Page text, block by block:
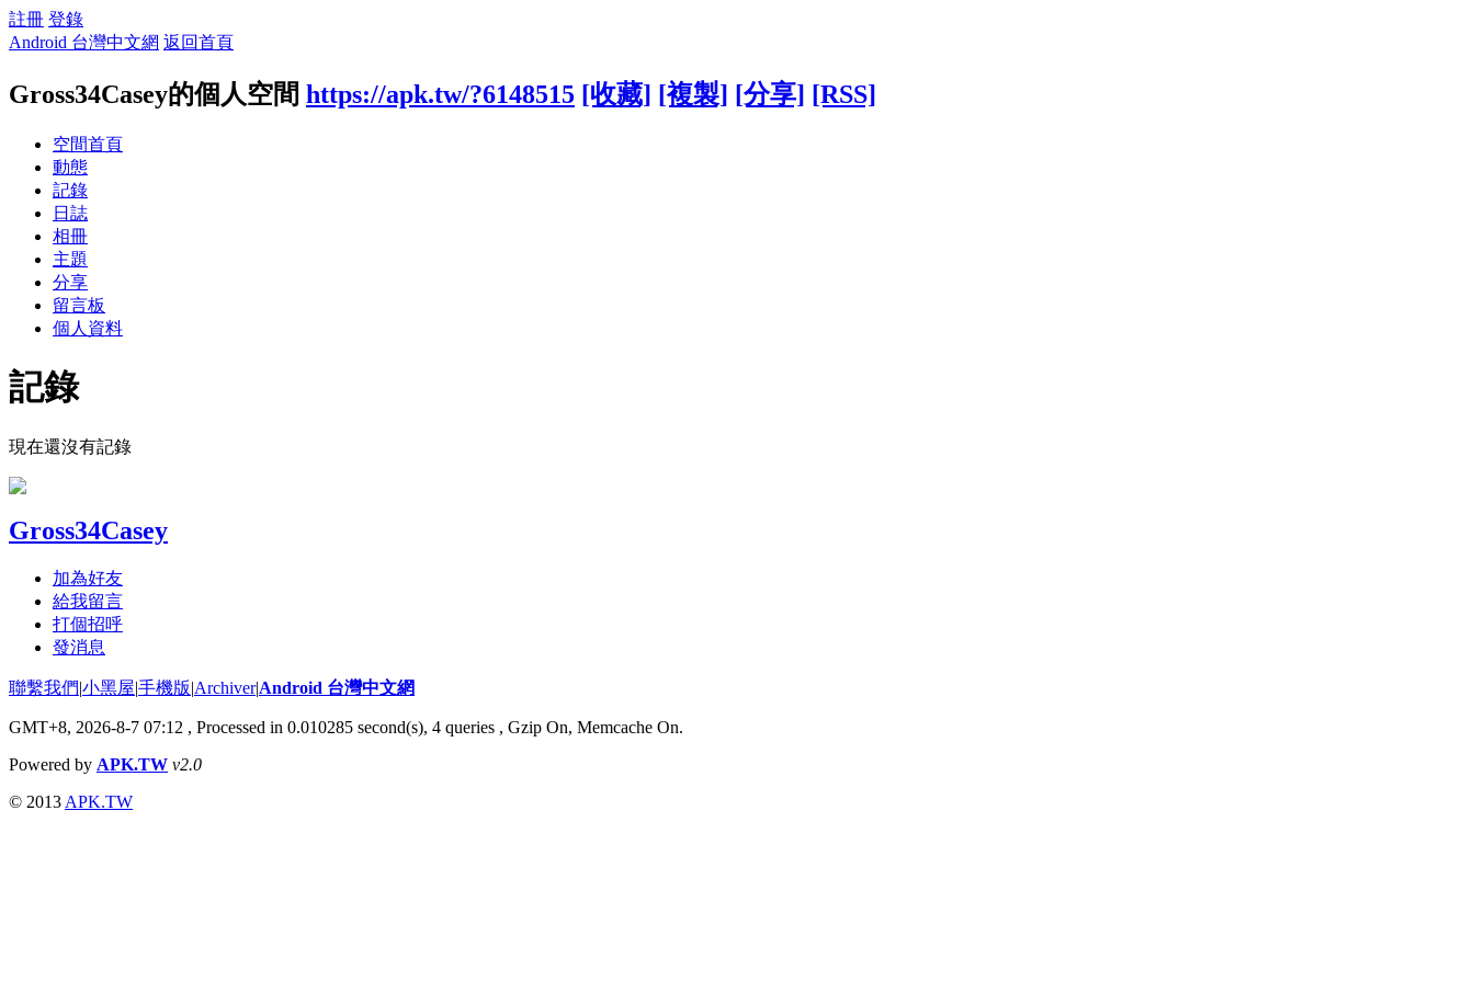
註冊 登錄
Android 台灣中文網 返回首頁
Gross34Casey的個人空間 https://apk.tw/?6148515 [收藏] [複製] [分享] [RSS]
空間首頁
動態
記錄
日誌
相冊
主題
分享
留言板
個人資料
記錄
現在還沒有記錄
Gross34Casey
加為好友
給我留言
打個招呼
發消息
聯繫我們|小黑屋|手機版|Archiver|Android 台灣中文網
GMT+8, 2026-8-7 07:12 , Processed in 0.010285 second(s), 4 queries , Gzip On, Memcache On.
Powered by APK.TW v2.0
© 2013 APK.TW